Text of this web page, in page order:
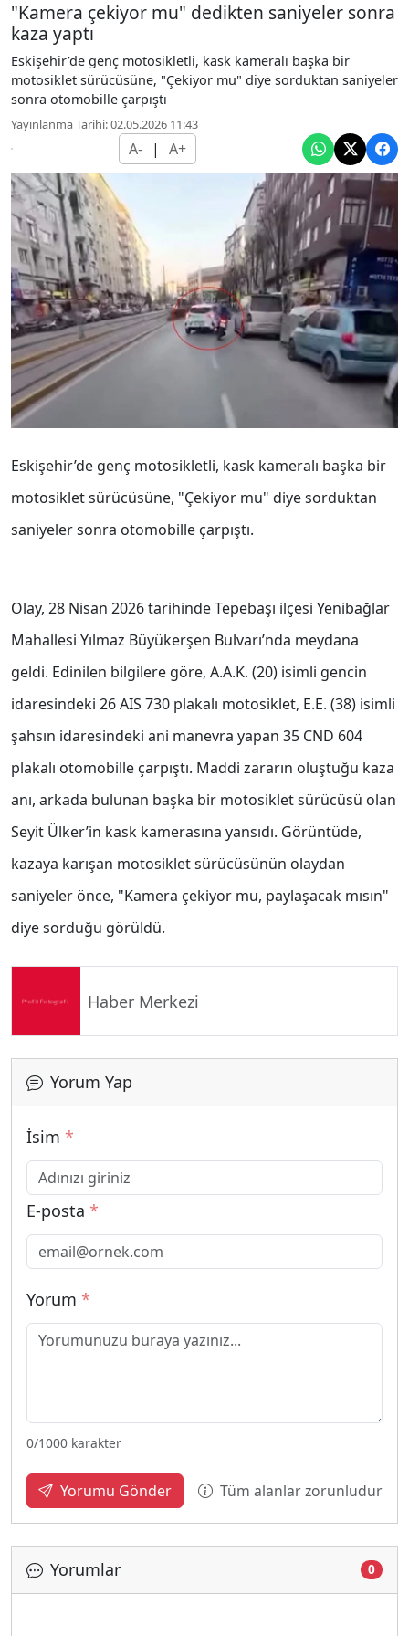
"Kamera çekiyor mu" dedikten saniyeler sonra
kaza yaptı
Eskişehir’de genç motosikletli, kask kameralı başka bir
motosiklet sürücüsüne, "Çekiyor mu" diye sorduktan saniyeler
sonra otomobille çarpıştı
Yayınlanma Tarihi: 02.05.2026 11:43
A- | A+
Eskişehir’de genç motosikletli, kask kameralı başka bir
motosiklet sürücüsüne, "Çekiyor mu" diye sorduktan
saniyeler sonra otomobille çarpıştı.
Olay, 28 Nisan 2026 tarihinde Tepebaşı ilçesi Yenibağlar
Mahallesi Yılmaz Büyükerşen Bulvarı’nda meydana
geldi. Edinilen bilgilere göre, A.A.K. (20) isimli gencin
idaresindeki 26 AIS 730 plakalı motosiklet, E.E. (38) isimli
şahsın idaresindeki ani manevra yapan 35 CND 604
plakalı otomobille çarpıştı. Maddi zararın oluştuğu kaza
anı, arkada bulunan başka bir motosiklet sürücüsü olan
Seyit Ülker’in kask kamerasına yansıdı. Görüntüde,
kazaya karışan motosiklet sürücüsünün olaydan
saniyeler önce, "Kamera çekiyor mu, paylaşacak mısın"
diye sorduğu görüldü.
Haber Merkezi
Yorum Yap
İsim *
E-posta *
Yorum *
0/1000 karakter
Yorumu Gönder Tüm alanlar zorunludur
Yorumlar 0